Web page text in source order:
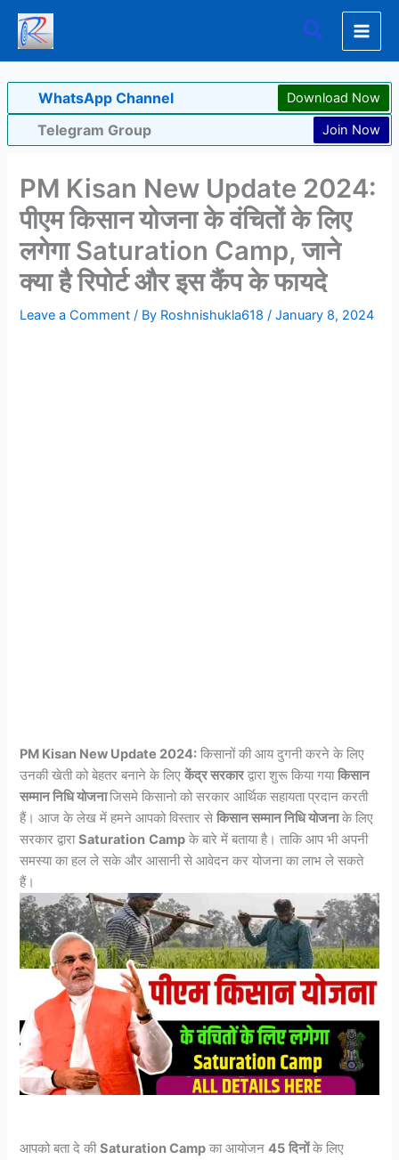
Skip
content
Search
WhatsApp Channel Download Now
Telegram Group Join Now
PM Kisan New Update 2024:
पीएम किसान योजना के वंचितों के लिए
लगेगा Saturation Camp, जाने
क्या है रिपोर्ट और इस कैंप के फायदे
Leave a Comment / By Roshnishukla618/January 8, 2024
PM Kisan New Update 2024: किसानों की आय दुगनी करने के लिए
उनकी खेती को बेहतर बनाने के लिएकेंद्र सरकारद्वारा शुरू किया गयाकिसान
सम्मान निधि योजनाजिसमे किसानो को सरकार आर्थिक सहायता प्रदान करती
हैं। आज के लेख में हमने आपको विस्तार सेकिसान सम्मान निधि योजनाके लिए
सरकार द्वाराSaturation Camp के बारे में बताया है। ताकि आप भी अपनी
समस्या का हल ले सके और आसानी से आवेदन कर योजना का लाभ ले सकते
हैं।
आपको बता दे कीSaturation Camp का आयोजन45 दिनोंके लिए